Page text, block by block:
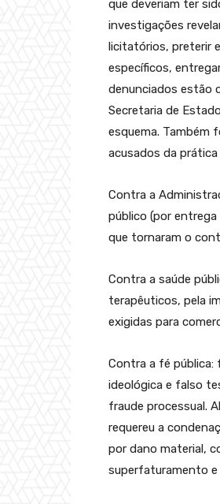
que deveriam ter
investigações
licitatórios, preterir
específicos,
denunciados estão
Secretaria de
esquema. Também
acusados da
Contra a
público (por
que tornaram o
Contra a saúde
terapêuticos, pela
exigidas para
Contra a fé pública:
ideológica e falso
fraude processual.
requereu a
por dano material,
superfaturamento